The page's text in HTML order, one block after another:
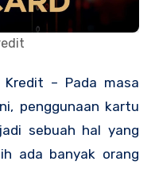
penggunaan kartu
sebuah hal yang
ada banyak orang